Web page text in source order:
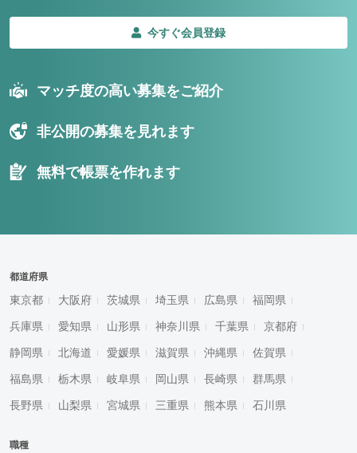
今すぐ会員登録
マッチ度の高い募集をご紹介
非公開の募集を見れます
無料で帳票を作れます
都道府県
東京都 大阪府 茨城県 埼玉県 広島県 福岡県
兵庫県 愛知県 山形県 神奈川県 千葉県 京都府
静岡県 北海道 愛媛県 滋賀県 沖縄県 佐賀県
福島県 栃木県 岐阜県 岡山県 長崎県 群馬県
長野県 山梨県 宮城県 三重県 熊本県 石川県
職種